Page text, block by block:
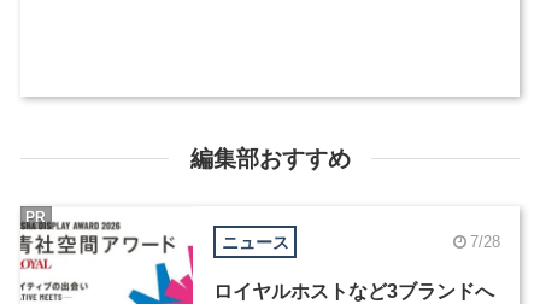
編集部おすすめ
ニュース 7/28
ロイヤルホストなど3ブランドへ
PR